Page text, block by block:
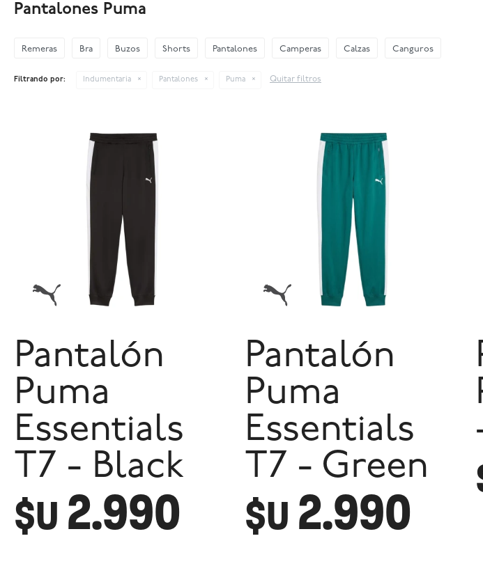
Pantalones Puma
Remeras Bra Buzos Shorts Pantalones Camperas Calzas Canguros
Filtrando por: Indumentaria Pantalones Puma Quitar filtros
Pantalón
Puma
Essentials
T7 - Black
$U 2.990
Pantalón
Puma
Essentials
T7 - Green
$U 2.990